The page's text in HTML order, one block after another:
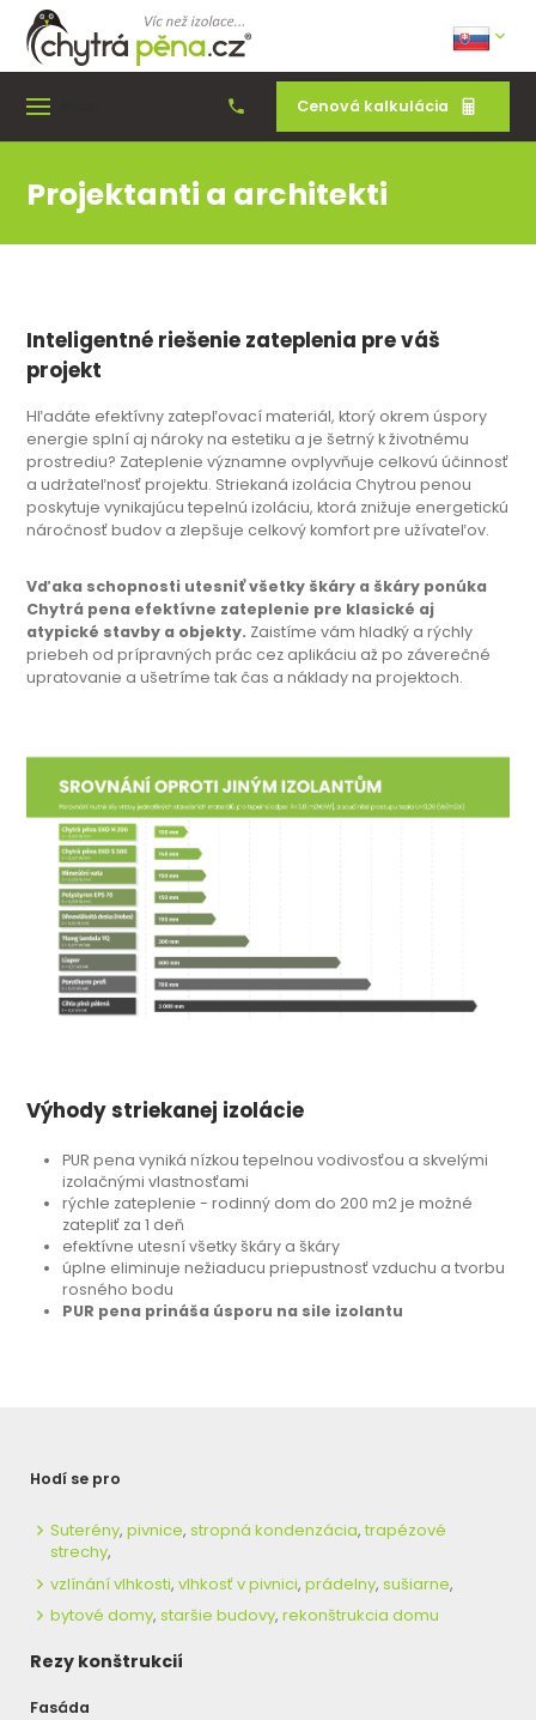
Cenová kalkulácia
Projektanti a architekti
Inteligentné riešenie zateplenia pre váš
projekt
Hľadáte efektívny zatepľovací materiál, ktorý okrem úspory
energie splní aj nároky na estetiku a je šetrný k životnému
prostrediu? Zateplenie významne ovplyvňuje celkovú účinnosť
a udržateľnosť projektu. Striekaná izolácia Chytrou penou
poskytuje vynikajúcu tepelnú izoláciu, ktorá znižuje energetickú
náročnosť budov a zlepšuje celkový komfort pre užívateľov.
Vďaka schopnosti utesniť všetky škáry a škáry ponúka
Chytrá pena efektívne zateplenie pre klasické aj
atypické stavby a objekty. Zaistíme vám hladký a rýchly
priebeh od prípravných prác cez aplikáciu až po záverečné
upratovanie a ušetríme tak čas a náklady na projektoch.
Výhody striekanej izolácie
PUR pena vyniká nízkou tepelnou vodivosťou a skvelými
izolačnými vlastnosťami
rýchle zateplenie - rodinný dom do 200 m2 je možné
zatepliť za 1 deň
efektívne utesní všetky škáry a škáry
úplne eliminuje nežiaducu priepustnosť vzduchu a tvorbu
rosného bodu
PUR pena prináša úsporu na sile izolantu
Hodí se pro
Suterény,pivnice,stropná kondenzácia,trapézové
strechy,
vzlínání vlhkosti,vlhkosť v pivnici,prádelny,sušiarne,
bytové domy,staršie budovy,rekonštrukcia domu
Rezy konštrukcií
Fasáda